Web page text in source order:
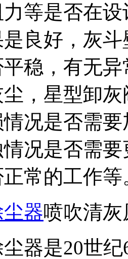
等是否在
良好，灰
稳，有无
，星型卸
况是否需
况是否需
常的工作等
器喷吹清灰
器是20世